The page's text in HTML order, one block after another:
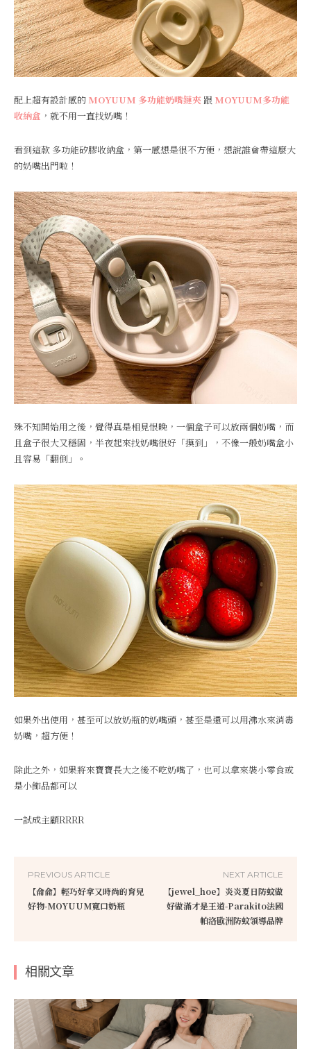
配上超有設計感的 MOYUUM 多功能奶嘴鏈夾 跟 MOYUUM多功能
收納盒 ，就不用一直找奶嘴！
看到這款 多功能矽膠收納盒，第一感想是很不方便，想說誰會帶這麼大
的奶嘴出門啦！
殊不知開始用之後，覺得真是相見恨晚，一個盒子可以放兩個奶嘴，而
且盒子很大又穩固，半夜起來找奶嘴很好「摸到」，不像一般奶嘴盒小
且容易「翻倒」。
如果外出使用，甚至可以放奶瓶的奶嘴頭，甚至是還可以用沸水來消毒
奶嘴，超方便！
除此之外，如果將來寶寶長大之後不吃奶嘴了，也可以拿來裝小零食或
是小飾品都可以
一試成主顧RRRR
PREVIOUS ARTICLE
【侖侖】輕巧好拿又時尚的育兒
好物-MOYUUM寬口奶瓶
NEXT ARTICLE
【jewel_hoe】炎炎夏日防蚊做
好做滿才是王道-Parakito法國
帕洛歐洲防蚊領導品牌
相關文章